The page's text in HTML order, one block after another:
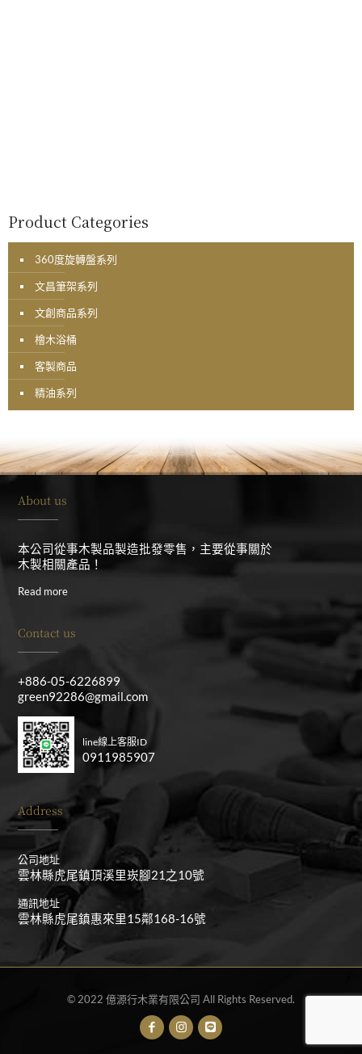
Product Categories
360度旋轉盤系列
文昌筆架系列
文創商品系列
檜木浴桶
客製商品
精油系列
About us
本公司從事木製品製造批發零售，主要從事關於
木製相關產品！
Read more
Contact us
+886-05-6226899
green92286@gmail.com
line線上客服ID
0911985907
Address
公司地址
雲林縣虎尾鎮頂溪里崁腳21之10號
通訊地址
雲林縣虎尾鎮惠來里15鄰168-16號
© 2022 億源行木業有限公司 All Rights Reserved.